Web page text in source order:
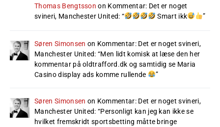
Thomas Bengtsson on Kommentar: Det er noget
svineri, Manchester United: “ Smart ikk ”
Søren Simonsen on Kommentar: Det er noget svineri,
Manchester United: “Men lidt komisk at læse den her
kommentar på oldtrafford.dk og samtidig se Maria
Casino display ads komme rullende
”
Søren Simonsen on Kommentar: Det er noget svineri,
Manchester United: “Personligt kan jeg kan ikke se
hvilket fremskridt sportsbetting måtte bringe